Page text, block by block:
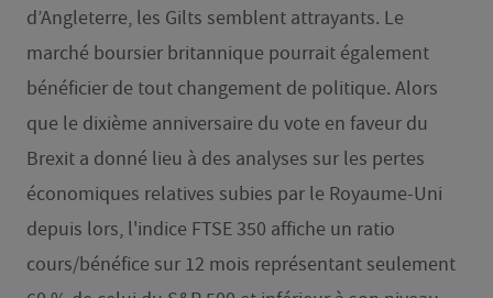
d’Angleterre, les Gilts semblent attrayants. Le
marché boursier britannique pourrait également
bénéficier de tout changement de politique. Alors
que le dixième anniversaire du vote en faveur du
Brexit a donné lieu à des analyses sur les pertes
économiques relatives subies par le Royaume-Uni
depuis lors, l'indice FTSE 350 affiche un ratio
cours/bénéfice sur 12 mois représentant seulement